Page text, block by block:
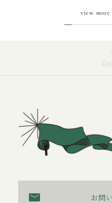
view more
お問